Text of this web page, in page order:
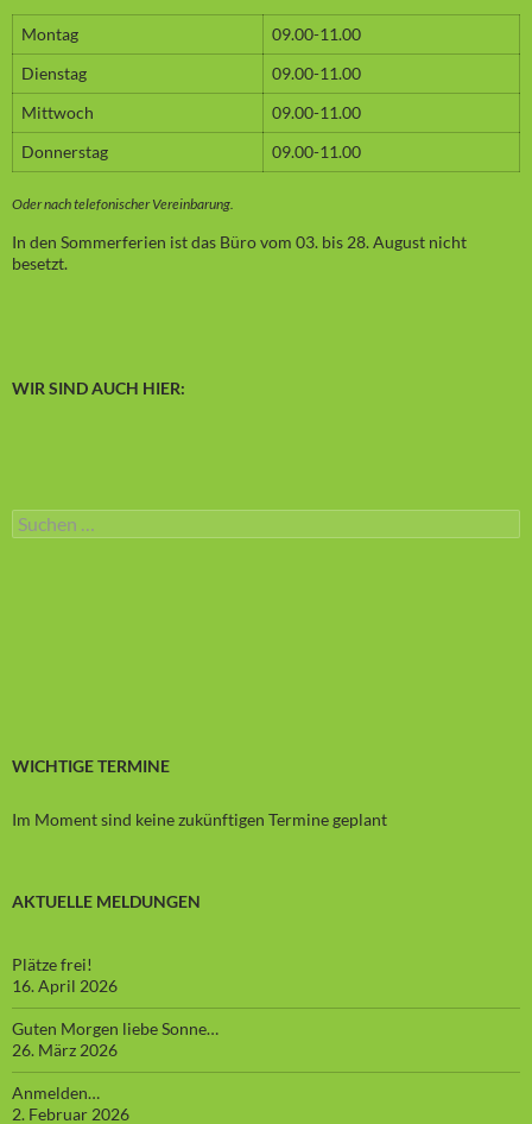
Montag
09.00-11.00
Dienstag
09.00-11.00
Mittwoch
09.00-11.00
Donnerstag
09.00-11.00
Oder nach telefonischer Vereinbarung.
In den Sommerferien ist das Büro vom 03. bis 28. August nicht
besetzt.
WIR SIND AUCH HIER:
Suchen
nach:
WICHTIGE TERMINE
Im Moment sind keine zukünftigen Termine geplant
AKTUELLE MELDUNGEN
Plätze frei!
16. April 2026
Guten Morgen liebe Sonne…
26. März 2026
Anmelden…
2. Februar 2026